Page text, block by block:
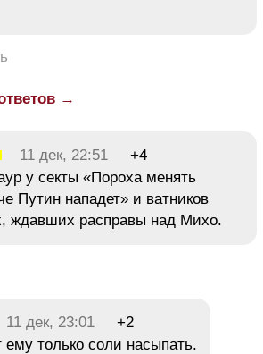
→
11 дек, 22:51
+4
у секты «Пороха менять
Путин нападет» и ватников
ждавших расправы над Михо.
11 дек, 23:01
+2
ему только соли насыпать.